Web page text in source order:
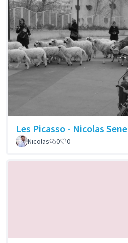
Les Picasso - Nicolas Sene
Nicolas
0 0